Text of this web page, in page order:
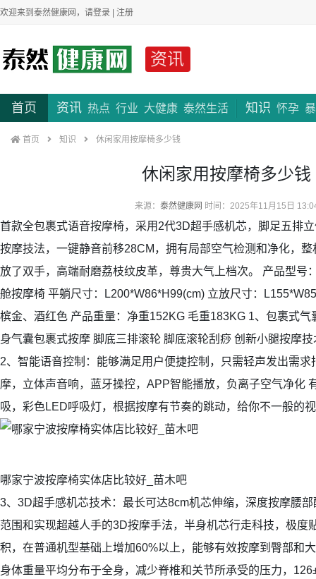
欢迎来到泰然健康网，请登录 | 注册
资讯
首页 资讯 热点 行业 大健康 泰然生活 知识 怀孕
首页 知识 休闲家用按摩椅多少钱
休闲家用按摩椅多少钱
来源： 泰然健康网 时间：2025年11月15日
首款全包裹式语音按摩椅，采用2代3D超手感机芯，脚足五排
按摩技法，一键静音前移28CM，拥有局部空气检测和净化，
放了双手，高端耐磨荔枝纹皮革，尊贵大气上档次。 产品型号
舱按摩椅 平躺尺寸：L200*W86*H99(cm) 立放尺寸：
槟金、酒红色 产品重量：净重152KG 毛重183KG 1、包裹式
身气囊包裹式按摩 脚底三排滚轮 脚底滚轮刮痧 创新小腿按摩
2、智能语音控制：能够满足用户便捷控制，只需轻声发出需
摩，立体声音响，蓝牙操控，APP智能播放，负离子空气净化
吸，彩色LED呼吸灯，根据按摩有节奏的跳动，给你不一般的
哪家宁波按摩椅实体店比较好_苗木吧
3、3D超手感机芯技术：最长可达8cm机芯伸缩，深度按摩腰
范围和实现超越人手的3D按摩手法，半身机芯行走科技，极度
积，在普通机型基础上增加60%以上，能够有效按摩到臀部和
身体重量平均分布于全身，减少脊椎和关节所承受的压力，